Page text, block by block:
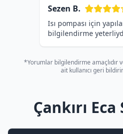
Sezen B.
Isı pompası için
bilgilendirme
*Yorumlar bilgilendirme amaçlıdır
ait kullanıcı geri
Çankırı